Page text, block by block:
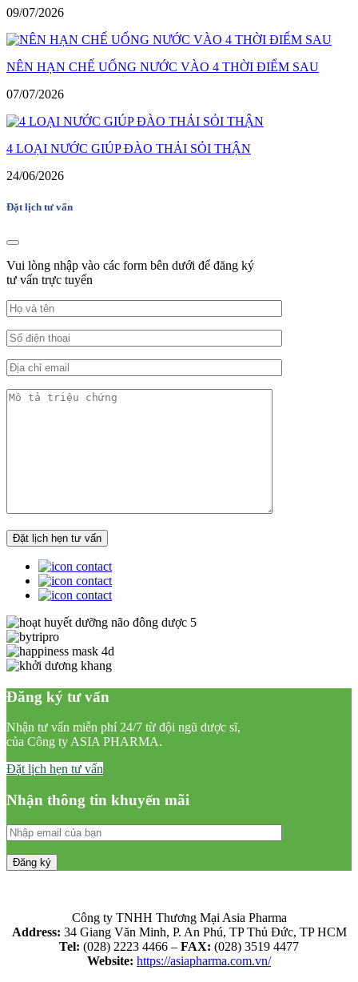
09/07/2026
NÊN HẠN CHẾ UỐNG NƯỚC VÀO 4 THỜI ĐIỂM SAU
07/07/2026
4 LOẠI NƯỚC GIÚP ĐÀO THẢI SỎI THẬN
24/06/2026
Đặt lịch tư vấn
Vui lòng nhập vào các form bên dưới để đăng ký
tư vấn trực tuyến
Đăng ký tư vấn
Nhận tư vấn miễn phí 24/7 từ đội ngũ dược sĩ,
của Công ty ASIA PHARMA.
Đặt lịch hẹn tư vấn
Nhận thông tin khuyến mãi
Công ty TNHH Thương Mại Asia Pharma
Address: 34 Giang Văn Minh, P. An Phú, TP Thủ Đức, TP HCM
Tel: (028) 2223 4466 – FAX: (028) 3519 4477
Website: https://asiapharma.com.vn/